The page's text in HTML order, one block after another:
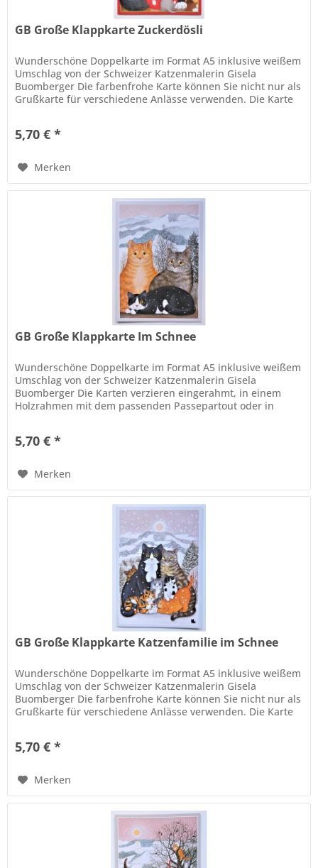
GB Große Klappkarte Zuckerdösli
Wunderschöne Doppelkarte im Format A5 inklusive weißem
Umschlag von der Schweizer Katzenmalerin Gisela
Buomberger Die farbenfrohe Karte können Sie nicht nur als
Grußkarte für verschiedene Anlässe verwenden. Die Karte
5,70 € *
Merken
GB Große Klappkarte Im Schnee
Wunderschöne Doppelkarte im Format A5 inklusive weißem
Umschlag von der Schweizer Katzenmalerin Gisela
Buomberger Die Karten verzieren eingerahmt, in einem
Holzrahmen mit dem passenden Passepartout oder in
5,70 € *
Merken
GB Große Klappkarte Katzenfamilie im Schnee
Wunderschöne Doppelkarte im Format A5 inklusive weißem
Umschlag von der Schweizer Katzenmalerin Gisela
Buomberger Die farbenfrohe Karte können Sie nicht nur als
Grußkarte für verschiedene Anlässe verwenden. Die Karte
5,70 € *
Merken